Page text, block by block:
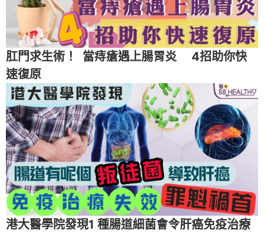
肛門求生術！ 當痔瘡遇上腸胃炎 4招助你快
速復原
港大醫學院發現1 種腸道細菌會令肝癌免疫治療